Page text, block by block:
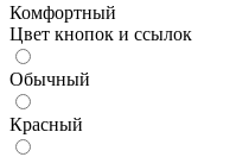
Комфортный
Цвет кнопок и ссылок
Обычный
Красный